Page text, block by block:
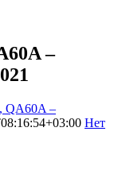
–
QA60A –
Нет